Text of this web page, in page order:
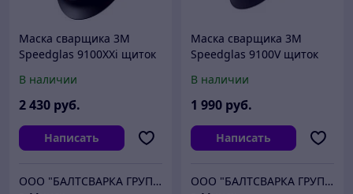
Маска сварщика 3M
Speedglas 9100XXi щиток
В наличии
2 430 руб.
Написать
ООО "БАЛТСВАРКА ГРУПП"
Маска сварщика 3M
Speedglas 9100V щиток
В наличии
1 990 руб.
Написать
ООО "БАЛТСВАРКА ГРУПП"